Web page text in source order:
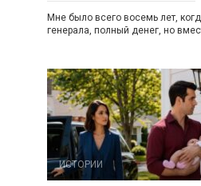
Мне было всего восемь лет,
генерала, полный денег, но
ИСТОРИИ